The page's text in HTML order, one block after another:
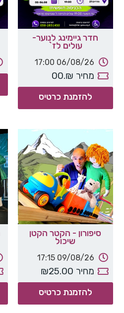
חדר גיימינג לנוער-
עולים לז`
06/08/26
17:00
מחיר ₪.00
להזמנת כרטיס
סיפורון - הקטר הקטן
שיכול
09/08/26
17:15
מחיר
להזמנת כרטיס